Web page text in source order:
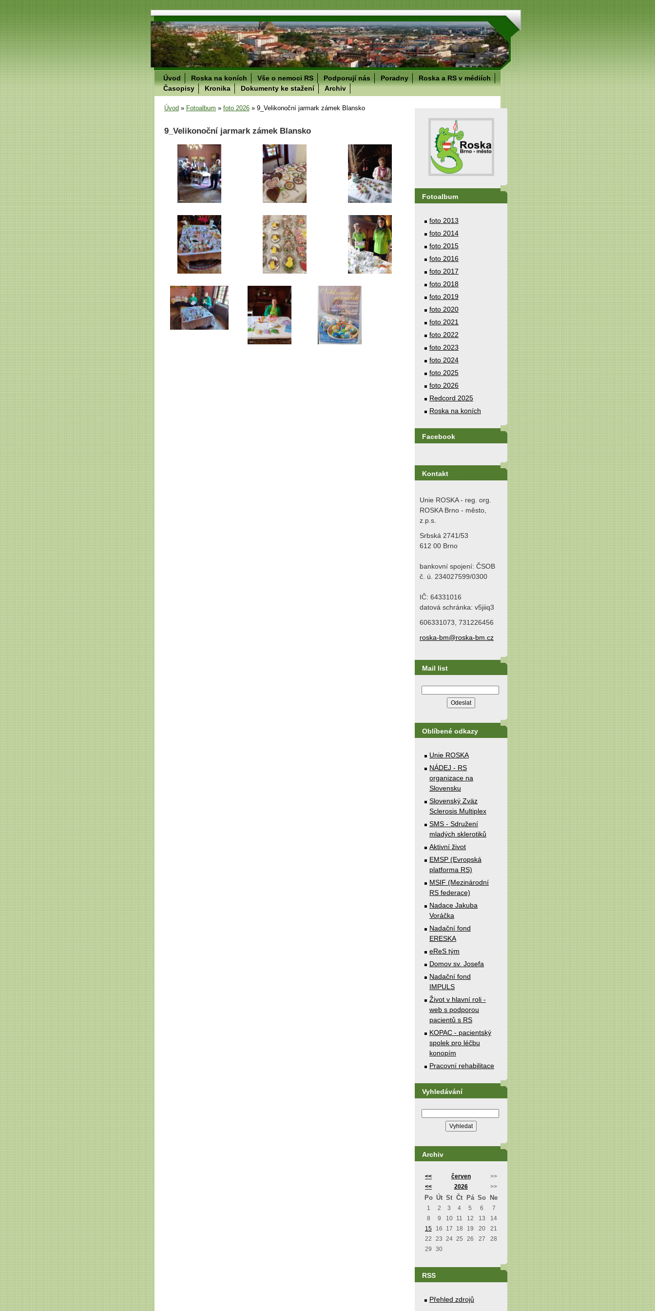
Úvod Roska na koních Vše o nemoci RS Podporují nás Poradny
Roska a RS v médiích
Časopisy
Kronika Dokumenty ke stažení Archiv
Úvod » Fotoalbum » foto 2026 » 9_Velikonoční jarmark zámek Blansko
9_Velikonoční jarmark zámek Blansko
Fotoalbum
foto 2013
foto 2014
foto 2015
foto 2016
foto 2017
foto 2018
foto 2019
foto 2020
foto 2021
foto 2022
foto 2023
foto 2024
foto 2025
foto 2026
Redcord 2025
Roska na koních
Facebook
Kontakt
Unie ROSKA - reg. org.
ROSKA Brno - město,
z.p.s.
Srbská 2741/53
612 00 Brno
bankovní spojení: ČSOB
č. ú. 234027599/0300
IČ: 64331016
datová schránka: v5jiiq3
606331073, 731226456
roska-bm@roska-bm.cz
Mail list
Oblíbené odkazy
Unie ROSKA
NÁDEJ - RS
organizace na
Slovensku
Slovenský Zväz
Sclerosis Multiplex
SMS - Sdružení
mladých sklerotiků
Aktivní život
EMSP (Evropská
platforma RS)
MSIF (Mezinárodní
RS federace)
Nadace Jakuba
Voráčka
Nadační fond
ERESKA
eReS tým
Domov sv. Josefa
Nadační fond
IMPULS
Život v hlavní roli -
web s podporou
pacientů s RS
KOPAC - pacientský
spolek pro léčbu
konopím
Pracovní rehabilitace
Vyhledávání
Archiv
<< červen
>>
<<
2026 >>
Po Út St Čt Pá So Ne
1 2 3 4 5 6
7
8
9 10 11 12 13
14
15
16 17 18 19 20
21
22
23 24 25 26 27
28
29
30
RSS
Přehled zdrojů